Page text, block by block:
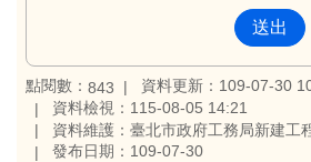
點閱數： 843
資料更新：109-07-30
資料檢視：115-08-05 14:21
資料維護：臺北市政府工務局新建工
發布日期：109-07-30